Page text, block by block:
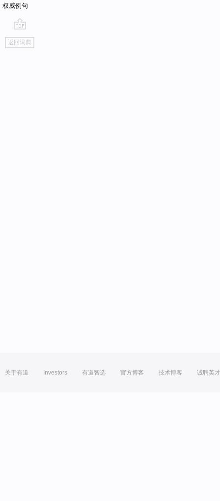
权威例句
go
top
返回词典
关于有道 Investors 有道智选 官方博客 技术博客 诚聘英才